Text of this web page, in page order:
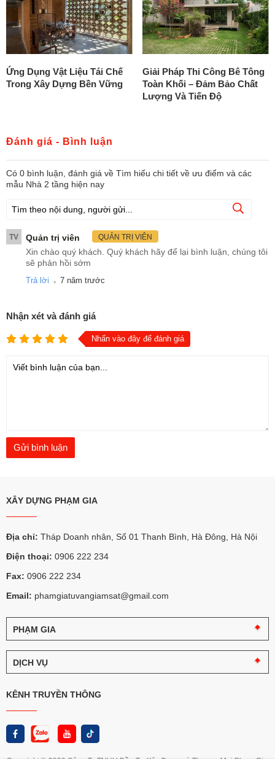
Ứng Dụng Vật Liệu Tái Chế
Trong Xây Dựng Bền Vững
Giải Pháp Thi Công Bê Tông
Toàn Khối – Đảm Bảo Chất
Lượng Và Tiến Độ
Đánh giá - Bình luận
Có 0 bình luận, đánh giá về Tìm hiểu chi tiết về ưu điểm và các
mẫu Nhà 2 tầng hiện nay
TV Quản trị viên QUẢN TRỊ VIÊN
Xin chào quý khách. Quý khách hãy để lại bình luận, chúng tôi
sẽ phản hồi sớm
Trả lời . 7 năm trước
Nhận xét và đánh giá
Nhấn vào đây để đánh giá
XÂY DỰNG PHẠM GIA
Địa chỉ: Tháp Doanh nhân, Số 01 Thanh Bình, Hà Đông, Hà Nội
Điện thoại: 0906 222 234
Fax: 0906 222 234
Email: phamgiatuvangiamsat@gmail.com
PHẠM GIA
chuyện
Phạm
Logo
và
diện
Phạm
DỊCH VỤ
vấn
sát
Thi
công
KÊNH TRUYỀN THÔNG